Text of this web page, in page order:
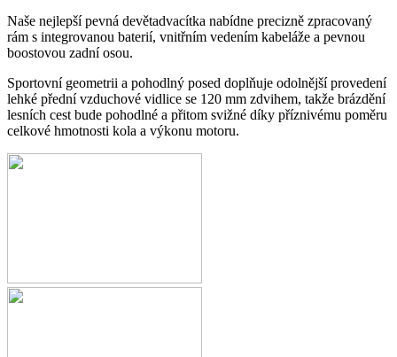
Naše nejlepší pevná devětadvacítka nabídne precizně zpracovaný
rám s integrovanou baterií, vnitřním vedením kabeláže a pevnou
boostovou zadní osou.
Sportovní geometrii a pohodlný posed doplňuje odolnější provedení
lehké přední vzduchové vidlice se 120 mm zdvihem, takže brázdění
lesních cest bude pohodlné a přitom svižné díky příznivému poměru
celkové hmotnosti kola a výkonu motoru.